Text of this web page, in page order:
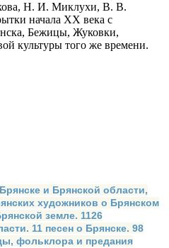
Н. И. Миклухи, В. В.
начала ХХ века с
Бежицы, Жуковки,
культуры того же времени.
и Брянской области,
художников о Брянском
земле. 1126
11 песен о Брянске. 98
фольклора и предания